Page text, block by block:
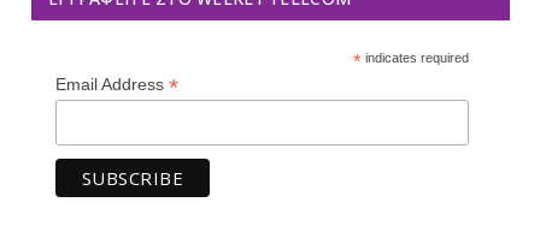
*indicates required
Email Address *